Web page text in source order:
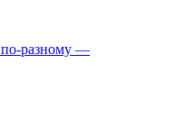
по-разному —